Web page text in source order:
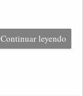
Continuar leyendo